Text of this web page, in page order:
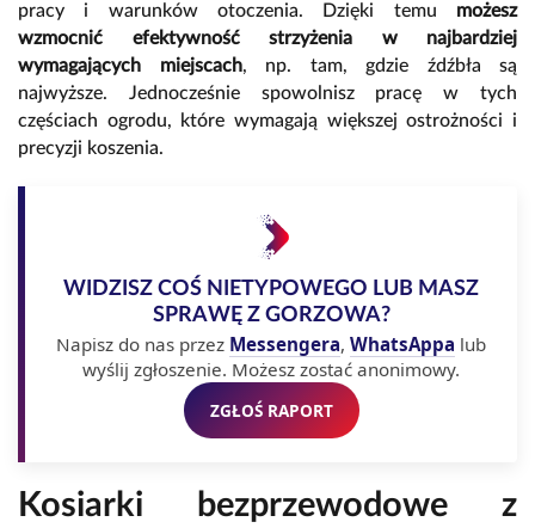
pracy i warunków otoczenia. Dzięki temu możesz
wzmocnić efektywność strzyżenia w najbardziej
wymagających miejscach, np. tam, gdzie źdźbła są
najwyższe. Jednocześnie spowolnisz pracę w tych
częściach ogrodu, które wymagają większej ostrożności i
precyzji koszenia.
WIDZISZ COŚ NIETYPOWEGO LUB MASZ
SPRAWĘ Z GORZOWA?
Napisz do nas przez Messengera, WhatsAppa lub
wyślij zgłoszenie. Możesz zostać anonimowy.
ZGŁOŚ RAPORT
Kosiarki bezprzewodowe z